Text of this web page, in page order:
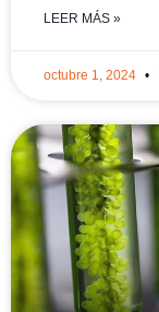
LEER MÁS »
octubre 1, 2024